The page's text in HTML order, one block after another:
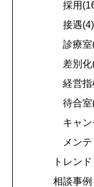
採用
接遇(4)
診療室
差別
経営指
待合室
キャ
メン
トレンド
相談事例